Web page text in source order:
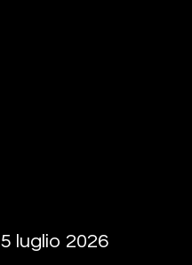
5 luglio 2026